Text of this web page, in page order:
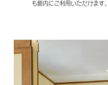
も館内にご利用いただけます。